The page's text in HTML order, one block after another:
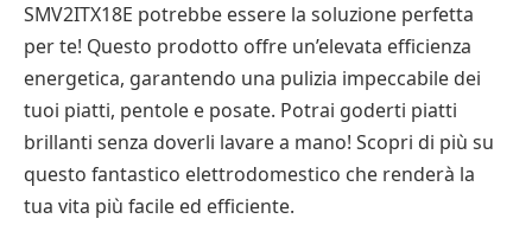
SMV2ITX18E potrebbe essere la soluzione perfetta
per te! Questo prodotto offre un’elevata efficienza
energetica, garantendo una pulizia impeccabile dei
tuoi piatti, pentole e posate. Potrai goderti piatti
brillanti senza doverli lavare a mano! Scopri di più su
questo fantastico elettrodomestico che renderà la
tua vita più facile ed efficiente.